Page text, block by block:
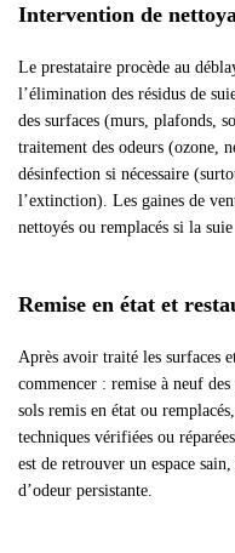
Intervention de
Le prestataire procède au
l’élimination des résidus de
des surfaces (murs, plafonds,
traitement des odeurs (ozone,
désinfection si nécessaire
l’extinction). Les gaines de
nettoyés ou remplacés si la
Remise en état et
Après avoir traité les surfaces
commencer : remise à neuf
sols remis en état ou
techniques vérifiées ou
est de retrouver un espace
d’odeur persistante.